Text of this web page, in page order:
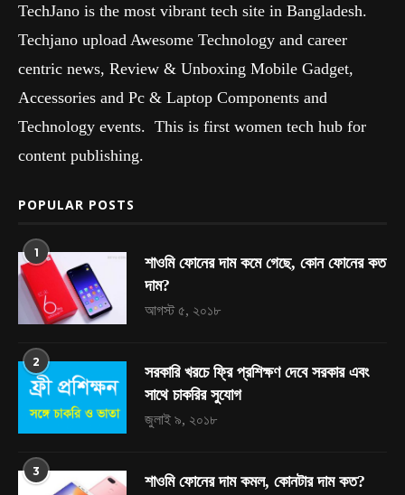
TechJano is the most vibrant tech site in Bangladesh.
Techjano upload Awesome Technology and career
centric news, Review & Unboxing Mobile Gadget,
Accessories and Pc & Laptop Components and
Technology events. This is first women tech hub for
content publishing.
POPULAR POSTS
1
শাওমি ফোনের দাম কমে গেছে, কোন ফোনের কত
দাম?
আগস্ট ৫, ২০১৮
2
সরকারি খরচে ফ্রি প্রশিক্ষণ দেবে সরকার এবং
সাথে চাকরির সুযোগ
জুলাই ৯, ২০১৮
3
শাওমি ফোনের দাম কমল, কোনটার দাম কত?